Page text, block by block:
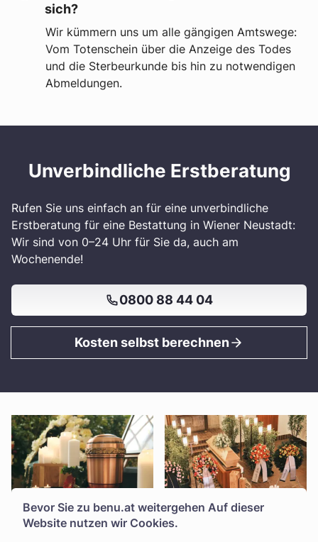
Bevor Sie zu benu.at weitergehen Auf dieser
Website nutzen wir Cookies.
sich?
Wir kümmern uns um alle gängigen Amtswege:
Vom Totenschein über die Anzeige des Todes
und die Sterbeurkunde bis hin zu notwendigen
Abmeldungen.
Unverbindliche Erstberatung
Rufen Sie uns einfach an für eine unverbindliche
Erstberatung für eine Bestattung in Wiener Neustadt:
Wir sind von 0–24 Uhr für Sie da, auch am
Wochenende!
0800 88 44 04
Kosten selbst berechnen